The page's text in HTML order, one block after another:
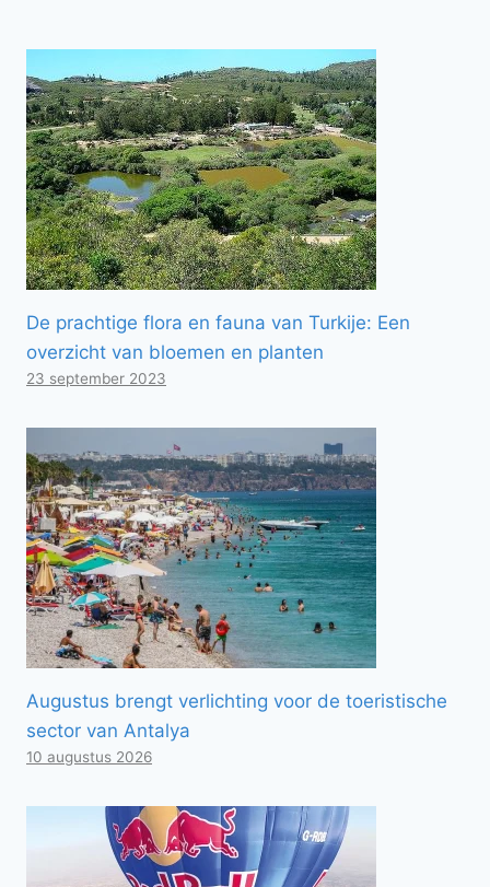
De prachtige flora en fauna van Turkije: Een
overzicht van bloemen en planten
23 september 2023
Augustus brengt verlichting voor de toeristische
sector van Antalya
10 augustus 2026